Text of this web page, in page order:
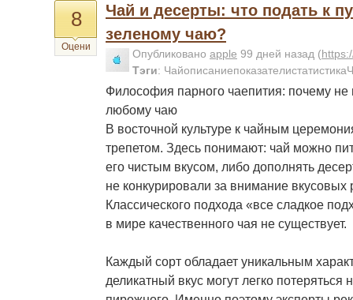
8
Оцени
Чай и десерты: что подать к
зеленому чаю?
Опубликовано apple 99 дней назад (
Тэги:
Философия парного чаепития: почему не
любому чаю
В восточной культуре к чайным
трепетом. Здесь понимают: чай можно
его чистым вкусом, либо дополнять
не конкурировали за внимание вкусовых
Классического подхода «все сладкое
в мире качественного чая не существует.
Каждый сорт обладает уникальным
деликатный вкус могут легко потеряться